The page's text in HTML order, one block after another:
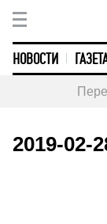
НОВОСТИ
2019-02-